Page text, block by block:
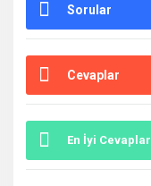
Sorular
Cevaplar
En İyi Cevaplar